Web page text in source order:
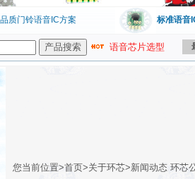
质门铃语音IC方案 标准语音
语音芯片选型
您当前位置>首页>关于环芯>新闻动态 环芯